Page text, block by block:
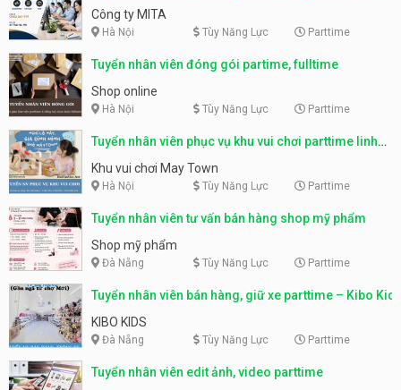
parttime, fulltime
Công ty MITA
Hà Nội Tùy Năng Lực Parttime
Tuyển nhân viên đóng gói partime, fulltime
Shop online
Hà Nội Tùy Năng Lực Parttime
Tuyển nhân viên phục vụ khu vui chơi parttime linh
động
Khu vui chơi May Town
Hà Nội Tùy Năng Lực Parttime
Tuyển nhân viên tư vấn bán hàng shop mỹ phẩm
Shop mỹ phẩm
Đà Nẵng Tùy Năng Lực Parttime
Tuyển nhân viên bán hàng, giữ xe parttime – Kibo Kid
KIBO KIDS
Đà Nẵng Tùy Năng Lực Parttime
Tuyển nhân viên edit ảnh, video parttime